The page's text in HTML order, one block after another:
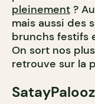
pleinement ?
mais aussi des
brunchs festifs
On sort nos
retrouve sur la